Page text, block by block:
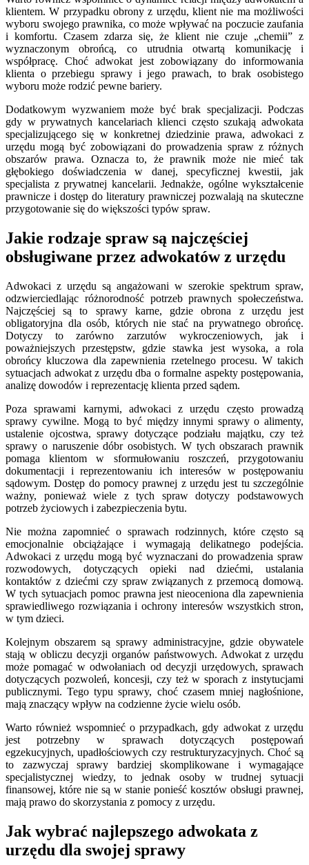
klientem. W przypadku obrony z urzędu, klient nie ma możliwości
wyboru swojego prawnika, co może wpływać na poczucie zaufania
i komfortu. Czasem zdarza się, że klient nie czuje „chemii” z
wyznaczonym obrońcą, co utrudnia otwartą komunikację i
współpracę. Choć adwokat jest zobowiązany do informowania
klienta o przebiegu sprawy i jego prawach, to brak osobistego
wyboru może rodzić pewne bariery.
Dodatkowym wyzwaniem może być brak specjalizacji. Podczas
gdy w prywatnych kancelariach klienci często szukają adwokata
specjalizującego się w konkretnej dziedzinie prawa, adwokaci z
urzędu mogą być zobowiązani do prowadzenia spraw z różnych
obszarów prawa. Oznacza to, że prawnik może nie mieć tak
głębokiego doświadczenia w danej, specyficznej kwestii, jak
specjalista z prywatnej kancelarii. Jednakże, ogólne wykształcenie
prawnicze i dostęp do literatury prawniczej pozwalają na skuteczne
przygotowanie się do większości typów spraw.
Jakie rodzaje spraw są najczęściej
obsługiwane przez adwokatów z urzędu
Adwokaci z urzędu są angażowani w szerokie spektrum spraw,
odzwierciedlając różnorodność potrzeb prawnych społeczeństwa.
Najczęściej są to sprawy karne, gdzie obrona z urzędu jest
obligatoryjna dla osób, których nie stać na prywatnego obrońcę.
Dotyczy to zarówno zarzutów wykroczeniowych, jak i
poważniejszych przestępstw, gdzie stawka jest wysoka, a rola
obrońcy kluczowa dla zapewnienia rzetelnego procesu. W takich
sytuacjach adwokat z urzędu dba o formalne aspekty postępowania,
analizę dowodów i reprezentację klienta przed sądem.
Poza sprawami karnymi, adwokaci z urzędu często prowadzą
sprawy cywilne. Mogą to być między innymi sprawy o alimenty,
ustalenie ojcostwa, sprawy dotyczące podziału majątku, czy też
sprawy o naruszenie dóbr osobistych. W tych obszarach prawnik
pomaga klientom w sformułowaniu roszczeń, przygotowaniu
dokumentacji i reprezentowaniu ich interesów w postępowaniu
sądowym. Dostęp do pomocy prawnej z urzędu jest tu szczególnie
ważny, ponieważ wiele z tych spraw dotyczy podstawowych
potrzeb życiowych i zabezpieczenia bytu.
Nie można zapomnieć o sprawach rodzinnych, które często są
emocjonalnie obciążające i wymagają delikatnego podejścia.
Adwokaci z urzędu mogą być wyznaczani do prowadzenia spraw
rozwodowych, dotyczących opieki nad dziećmi, ustalania
kontaktów z dziećmi czy spraw związanych z przemocą domową.
W tych sytuacjach pomoc prawna jest nieoceniona dla zapewnienia
sprawiedliwego rozwiązania i ochrony interesów wszystkich stron,
w tym dzieci.
Kolejnym obszarem są sprawy administracyjne, gdzie obywatele
stają w obliczu decyzji organów państwowych. Adwokat z urzędu
może pomagać w odwołaniach od decyzji urzędowych, sprawach
dotyczących pozwoleń, koncesji, czy też w sporach z instytucjami
publicznymi. Tego typu sprawy, choć czasem mniej nagłośnione,
mają znaczący wpływ na codzienne życie wielu osób.
Warto również wspomnieć o przypadkach, gdy adwokat z urzędu
jest potrzebny w sprawach dotyczących postępowań
egzekucyjnych, upadłościowych czy restrukturyzacyjnych. Choć są
to zazwyczaj sprawy bardziej skomplikowane i wymagające
specjalistycznej wiedzy, to jednak osoby w trudnej sytuacji
finansowej, które nie są w stanie ponieść kosztów obsługi prawnej,
mają prawo do skorzystania z pomocy z urzędu.
Jak wybrać najlepszego adwokata z
urzędu dla swojej sprawy